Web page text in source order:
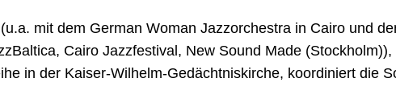
mit dem German Woman Jazzorchestra in Cairo und
Cairo Jazzfestival, New Sound Made
in der Kaiser-Wilhelm-Gedächtniskirche, koordiniert die